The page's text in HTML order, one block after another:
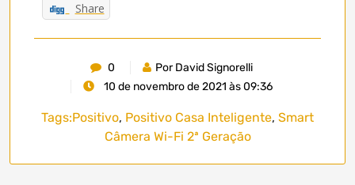
Share
0
Por David Signorelli
10 de novembro de 2021 às 09:36
Tags:Positivo, Positivo Casa Inteligente, Smart
Câmera Wi-Fi 2ª Geração